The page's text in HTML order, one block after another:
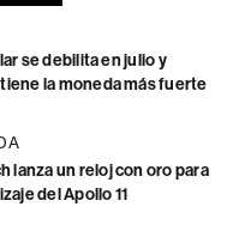
se debilita en julio y
la moneda más fuerte
lanza un reloj con oro para
del Apollo 11